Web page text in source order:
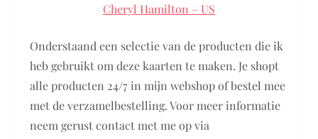
Cheryl Hamilton – US
Onderstaand een selectie van de producten die ik
heb gebruikt om deze kaarten te maken. Je shopt
alle producten 24/7 in mijn webshop of bestel mee
met de verzamelbestelling. Voor meer informatie
neem gerust contact met me op via